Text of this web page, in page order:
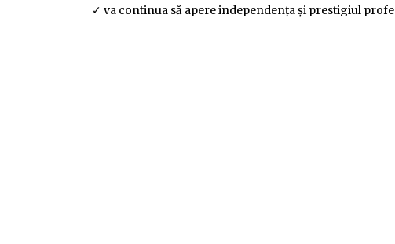
✓ va continua să apere independența și prestigiul